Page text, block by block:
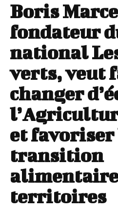
Boris
fondateur
national
verts, veut
changer
et favoriser
transition
alimentaire
territoires